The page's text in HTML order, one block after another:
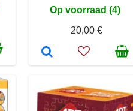
Op voorraad (4)
20,00 €